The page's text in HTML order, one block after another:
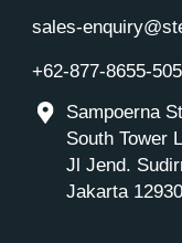
sales-
+62-877-8655-
Sampoerna
South Tower
Jl Jend.
Jakarta